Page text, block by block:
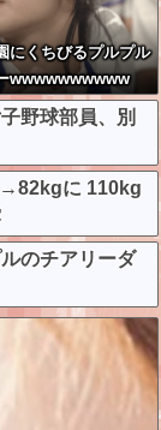
にくちびるプルプル
wwwwwwwwww
野球部員、別
に 110kg
のチアリーダ